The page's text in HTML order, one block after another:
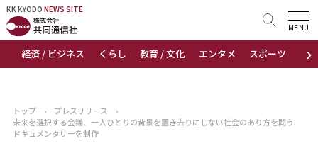
KK KYODO NEWS SITE
›
経済 / ビジネス くらし 教育 / 文化 エンタメ スポーツ 地域
MENU
KK KYODONEWS SITE
トップページ
ニュース
トップ › プレスリリース
›
未来を選択する会議、一人ひとりの背景を置き去りにしない社会のあり方を問う
ドキュメンタリーを制作